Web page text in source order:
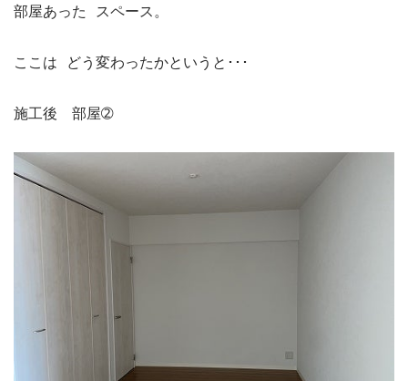
部屋あった スペース。
ここは どう変わったかというと･･･
施工後　部屋➁